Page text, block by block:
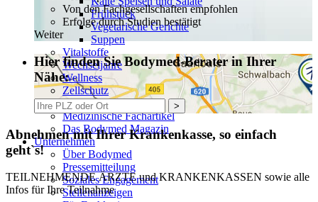
Frühstück
Vegetarische Gerichte
Suppen
Vitalstoffe
Wechseljahre
Wellness
Zellschutz
60 Plus
Medizinische Fachartikel
Das Bodymed Magazin
Unternehmen
Über Bodymed
Pressemitteilung
Soziales Engagement
Stellenanzeigen
Von den Fachgesellschaften empfohlen
Erfolge durch Studien bestätigt
Weiter
Hier finden Sie Bodymed-Berater in Ihrer
Nähe:
>
Abnehmen mit Ihrer Krankenkasse, so einfach
geht`s!
TEILNEHMENDE ÄRZTE und KRANKENKASSEN sowie alle
Infos für Ihre Teilnahme